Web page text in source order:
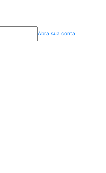
Abra sua conta